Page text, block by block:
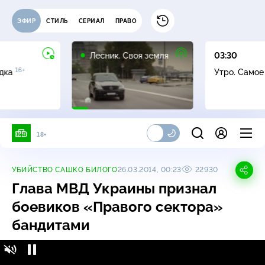
ЭФИР СТИЛЬ СЕРИАЛ ПРАВО
16+
Лесник. Своя земля
16+
03:30
Утро.
18+
УБИЙСТВО САШКО БИЛОГО26.03.2014, 00:23 22930
Глава МВД Украины признал
боевиков «Правого сектора»
бандитами
Активист «Правого сектора» рассказал, как